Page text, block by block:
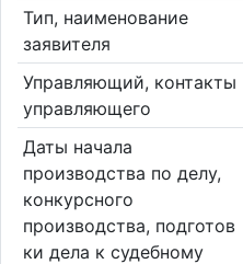
Тип, наименование
заявителя
Управляющий, контакты
управляющего
Даты начала
производства по делу,
конкурсного
производства, подготов
ки дела к судебному